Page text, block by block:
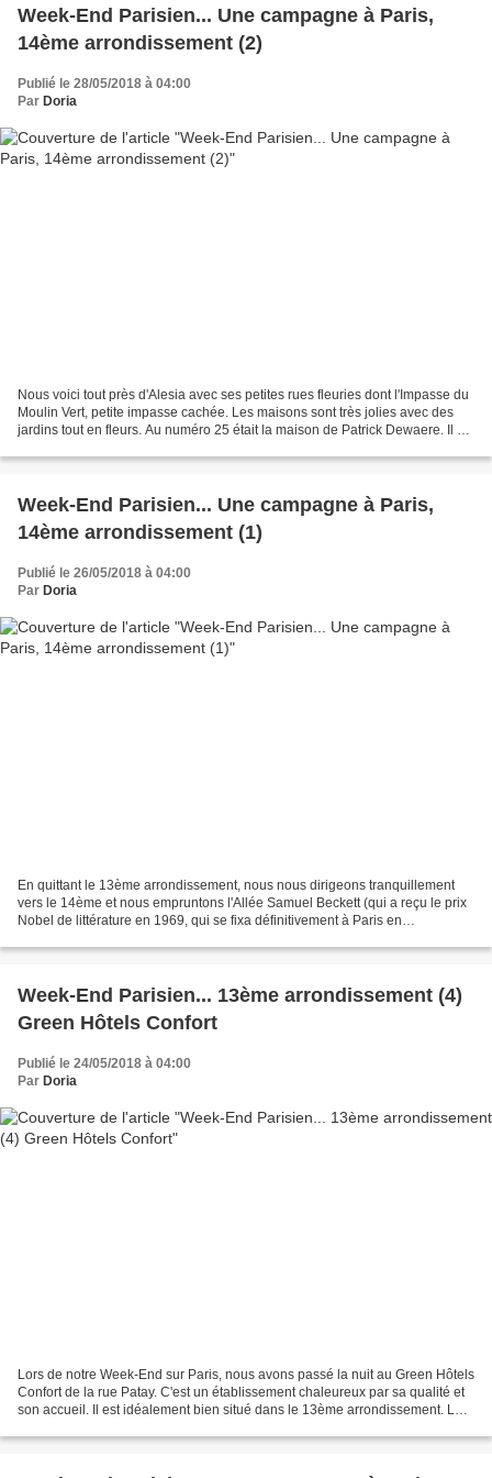
Week-End Parisien... Une campagne à Paris,
14ème arrondissement (2)
Publié le 28/05/2018 à 04:00
Par Doria
Nous voici tout près d'Alesia avec ses petites rues fleuries dont l'Impasse du
Moulin Vert, petite impasse cachée. Les maisons sont très jolies avec des
jardins tout en fleurs. Au numéro 25 était la maison de Patrick Dewaere. Il y a
Week-End Parisien... Une campagne à Paris,
14ème arrondissement (1)
Publié le 26/05/2018 à 04:00
Par Doria
En quittant le 13ème arrondissement, nous nous dirigeons tranquillement
vers le 14ème et nous empruntons l'Allée Samuel Beckett (qui a reçu le prix
Nobel de littérature en 1969, qui se fixa définitivement à Paris en
Week-End Parisien... 13ème arrondissement (4)
Green Hôtels Confort
Publié le 24/05/2018 à 04:00
Par Doria
Lors de notre Week-End sur Paris, nous avons passé la nuit au Green Hôtels
Confort de la rue Patay. C'est un établissement chaleureux par sa qualité et
son accueil. Il est idéalement bien situé dans le 13ème arrondissement. La